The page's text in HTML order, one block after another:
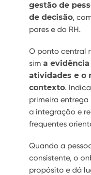
gestão de
de decisão,
pares e do RH.
O ponto central
sim a
atividades e o
contexto.
primeira
a integração e
frequentes
Quando a
consistente, o
propósito e dá